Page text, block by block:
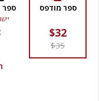
ספר מודפס
$32
$35
ספר